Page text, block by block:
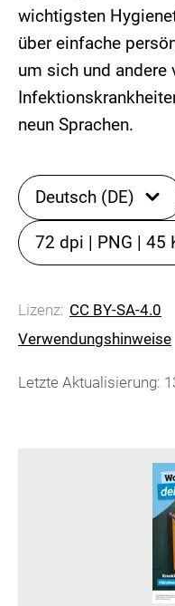
wichtigsten
über einfache
um sich und andere
neun Sprachen.
Deutsch (DE)
72 dpi | PNG | 45
Lizenz: CC BY-SA-4.0
Verwendungshinweise
Letzte Aktualisierung: